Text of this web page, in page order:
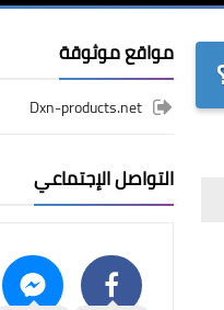
مواقع موثوقة
Dxn-products.net
التواصل الإجتماعي